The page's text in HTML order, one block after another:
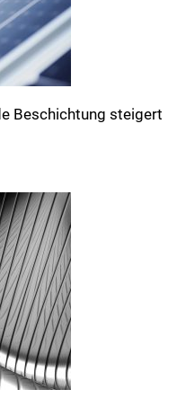
Beschichtung steigert